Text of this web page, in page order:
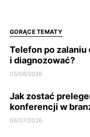
GORĄCE TEMATY
Telefon po zalaniu
i diagnozować?
05/08/2026
Jak zostać
konferencji w
06/07/2026